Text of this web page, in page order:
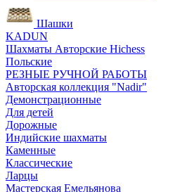
Шашки
KADUN
Шахматы Авторские Hichess
Польские
РЕЗНЫЕ РУЧНОЙ РАБОТЫ
Авторская коллекция "Nadir"
Демонстрационные
Для детей
Дорожные
Индийские шахматы
Каменные
Классические
Ларцы
Мастерская Емельянова